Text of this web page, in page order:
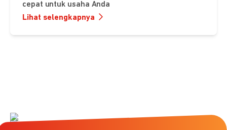
cepat untuk usaha Anda
Lihat selengkapnya